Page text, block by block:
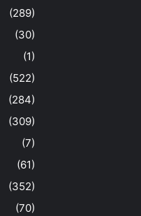
(289)
(30)
(1)
(522)
(284)
(309)
(7)
(61)
(352)
(70)